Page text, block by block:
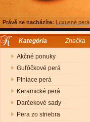
Právě se nacházíte: Luxusné perá
Kategória Značka
Akčné ponuky
Guľôčkové perá
Plniace perá
Keramické perá
Darčekové sady
Pera zo striebra